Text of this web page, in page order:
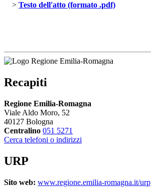
> Testo dell'atto (formato .pdf)
Recapiti
Regione Emilia-Romagna
Viale Aldo Moro, 52
40127 Bologna
Centralino 051 5271
Cerca telefoni o indirizzi
URP
Sito web: www.regione.emilia-romagna.it/urp